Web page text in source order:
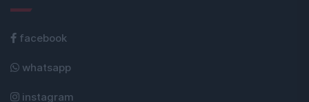
facebook
whatsapp
instagram